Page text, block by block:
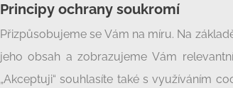
Principy ochrany soukromí
Přizpůsobujeme se Vám na míru. Na
jeho obsah a zobrazujeme Vám
„Akceptuji“ souhlasíte také s využíváním